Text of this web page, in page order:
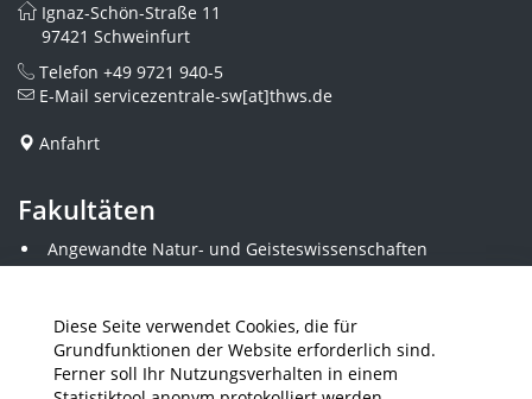
Diese Seite verwendet Cookies, die für
Grundfunktionen der Website erforderlich sind.
Ferner soll Ihr Nutzungsverhalten in einem
Ignaz-Schön-Straße 11
97421 Schweinfurt
Telefon +49 9721 940-5
E-Mail servicezentrale-sw[at]thws.de
Anfahrt
Fakultäten
Angewandte Natur- und Geisteswissenschaften
Angewandte Sozialwissenschaften
Elektrotechnik
Gestaltung
Informatik und Wirtschaftsinformatik
Kunststofftechnik und Vermessung